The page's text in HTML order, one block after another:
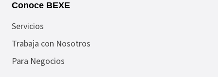
Conoce BEXE
Servicios
Trabaja con Nosotros
Para Negocios